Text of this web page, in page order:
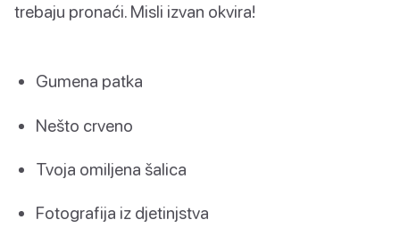
trebaju pronaći. Misli izvan okvira!
Gumena patka
Nešto crveno
Tvoja omiljena šalica
Fotografija iz djetinjstva